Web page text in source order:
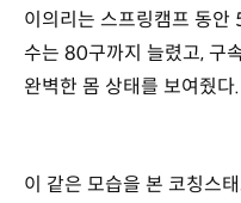
이의리는 스프링캠프 동안
수는 80구까지 늘렸고, 구
완벽한 몸 상태를 보여줬다.
이 같은 모습을 본 코칭스